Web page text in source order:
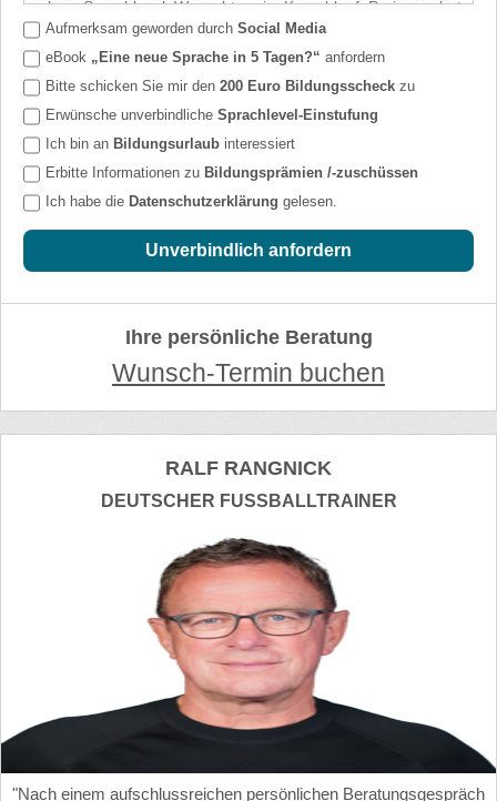
Aufmerksam geworden durch Social Media
eBook „Eine neue Sprache in 5 Tagen?“ anfordern
Bitte schicken Sie mir den 200 Euro Bildungsscheck zu
Erwünsche unverbindliche Sprachlevel-Einstufung
Ich bin an Bildungsurlaub interessiert
Erbitte Informationen zu Bildungsprämien /-zuschüssen
Ich habe die Datenschutzerklärung gelesen.
Unverbindlich anfordern
Ihre persönliche Beratung
Wunsch-Termin buchen
RALF RANGNICK
DEUTSCHER FUSSBALLTRAINER
"Nach einem aufschlussreichen persönlichen Beratungsgespräch